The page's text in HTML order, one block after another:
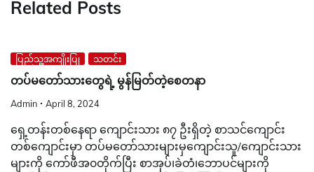
Related Posts
ပြည်သူ့အကျိုးပြု သတင်း
တပ်မတော်သားတွေရဲ့ မွန်မြတ်တဲ့စေတနာ
Admin April 8, 2024
ရှေ့တန်းတစ်နေရာ ကျောင်းသား ၈၇ ဦးရှိတဲ့ စာသင်ကျောင်း
တစ်ကျောင်းမှာ တပ်မတော်သားများမှကျောင်းသူ/ကျောင်းသား
များကို ကော်ဖီအ၀တိုက်ပြီး စာအုပ်၊ခဲတံ၊ဘောပင်များကို